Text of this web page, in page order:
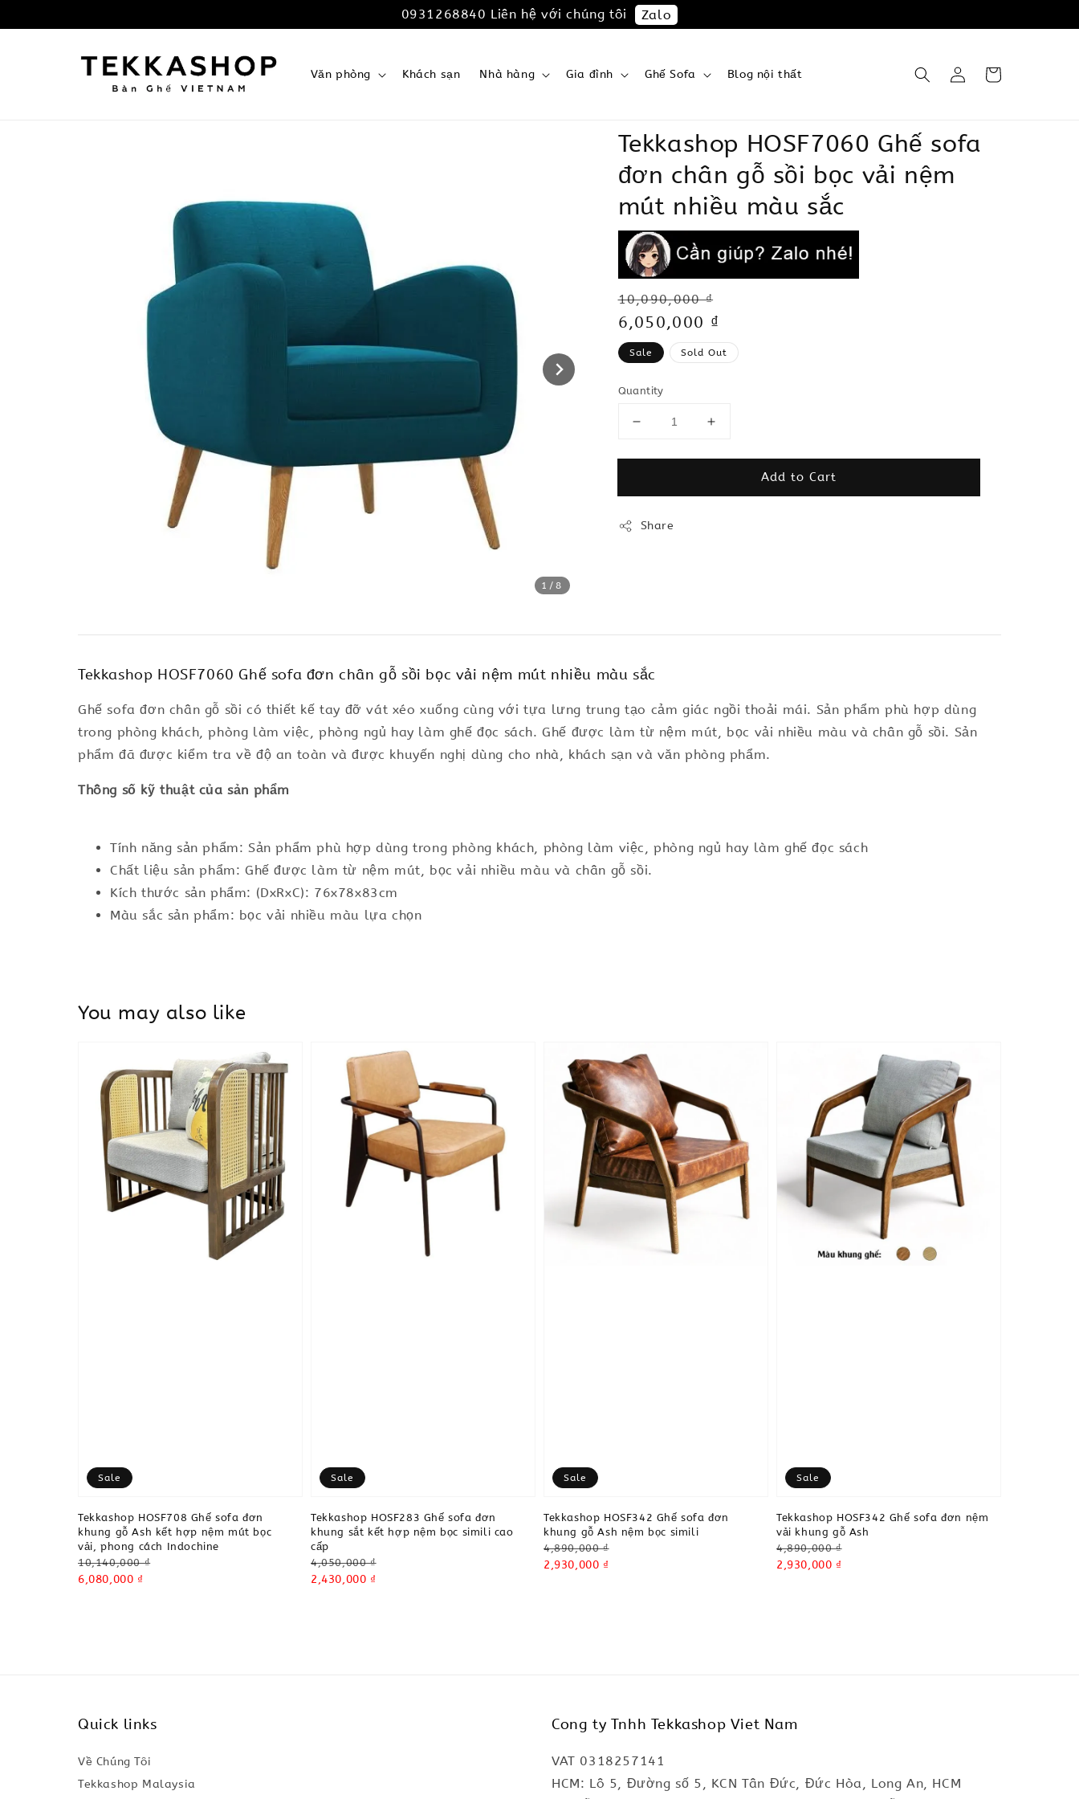
0931268840 Liên hệ với chúng tôi Zalo
Văn phòng Khách sạn Nhà hàng Gia đình Ghế Sofa Blog nội thất
1 /8
Tekkashop HOSF7060 Ghế sofa
đơn chân gỗ sồi bọc vải nệm
mút nhiều màu sắc
Regular
price
10,090,000 ₫
Sale
price
6,050,000 ₫
Sale Sold Out
Quantity
Add to Cart
Share
Tekkashop HOSF7060 Ghế sofa đơn chân gỗ sồi bọc vải nệm mút nhiều màu sắc
Ghế sofa đơn chân gỗ sồi có thiết kế tay đỡ vát xéo xuống cùng với tựa lưng trung tạo cảm giác ngồi thoải mái. Sản phẩm phù hợp dùng
trong phòng khách, phòng làm việc, phòng ngủ hay làm ghế đọc sách. Ghế được làm từ nệm mút, bọc vải nhiều màu và chân gỗ sồi. Sản
phẩm đã được kiểm tra về độ an toàn và được khuyến nghị dùng cho nhà, khách sạn và văn phòng phẩm.
Thông số kỹ thuật của sản phẩm
Tính năng sản phẩm: Sản phẩm phù hợp dùng trong phòng khách, phòng làm việc, phòng ngủ hay làm ghế đọc sách
Chất liệu sản phẩm: Ghế được làm từ nệm mút, bọc vải nhiều màu và chân gỗ sồi.
Kích thước sản phẩm: (DxRxC): 76x78x83cm
Màu sắc sản phẩm: bọc vải nhiều màu lựa chọn
You may also like
Sale
Tekkashop HOSF708 Ghế sofa đơn
khung gỗ Ash kết hợp nệm mút bọc
vải, phong cách Indochine
Regular
price
10,140,000 ₫
Sale
6,080,000 ₫
Sale
Tekkashop HOSF283 Ghế sofa đơn
khung sắt kết hợp nệm bọc simili cao
cấp
Regular
price
4,050,000 ₫
Sale
2,430,000 ₫
Sale
Tekkashop HOSF342 Ghế sofa đơn
khung gỗ Ash nệm bọc simili
Regular
price
4,890,000 ₫
Sale
2,930,000 ₫
Sale
Tekkashop HOSF342 Ghế sofa đơn nệm
vải khung gỗ Ash
Regular
price
4,890,000 ₫
Sale
2,930,000 ₫
Quick links
Về Chúng Tôi
Tekkashop Malaysia
Cong ty Tnhh Tekkashop Viet Nam
VAT 0318257141
HCM: Lô 5, Đường số 5, KCN Tân Đức, Đức Hòa, Long An, HCM